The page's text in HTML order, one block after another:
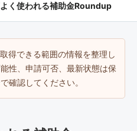
よく使われる補助金Roundup
得できる範囲の情報を整理し
性、申請可否、最新状態は保
確認してください。